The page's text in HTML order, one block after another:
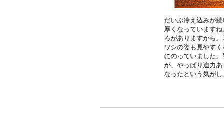
だいぶ冷え込みが
厚くなっています
ろがありますから
ワシの姿も見やす
にのっていました
が、やっぱり迫力